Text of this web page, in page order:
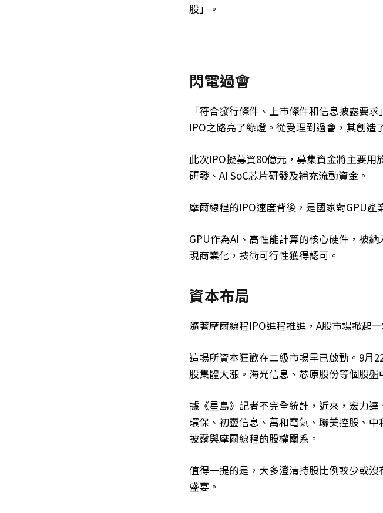
股」。
閃電過會
「符合發行條件、上市條件和信息披露要
IPO之路亮了綠燈。從受理到過會，其創造
此次IPO擬募資80億元，募集資金將主要
研發、AI SoC芯片研發及補充流動資金。
摩爾線程的IPO速度背後，是國家對GPU產
GPU作為AI、高性能計算的核心硬件，被
現商業化，技術可行性獲得認可。
資本布局
隨著摩爾線程IPO進程推進，A股市場掀起
這場所資本狂歡在二級市場早已啟動。9月
股集體大漲。海光信息、芯原股份等個股
據《星島》記者不完全統計，近來，宏力
環保、初靈信息、萬和電氣、聯美控股、
披露與摩爾線程的股權關系。
值得一提的是，大多澄清持股比例較少或
盛宴。